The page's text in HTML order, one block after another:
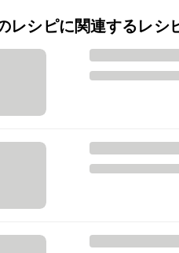
レシピに関連するレシ